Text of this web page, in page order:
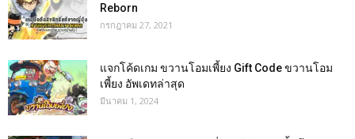
Reborn
กรกฎาคม 27, 2021
แจกโค้ดเกม ขวานโอมเพี้ยง Gift Code ขวานโอม
เพี้ยง อัพเดทล่าสุด
มีนาคม 1, 2024